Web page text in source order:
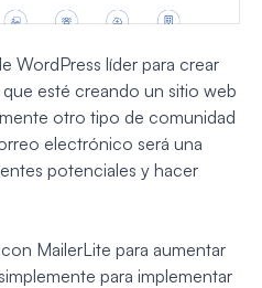
WordPress líder para crear
que esté creando un sitio web
otro tipo de comunidad
electrónico será una
potenciales y hacer
MailerLite para aumentar
para implementar